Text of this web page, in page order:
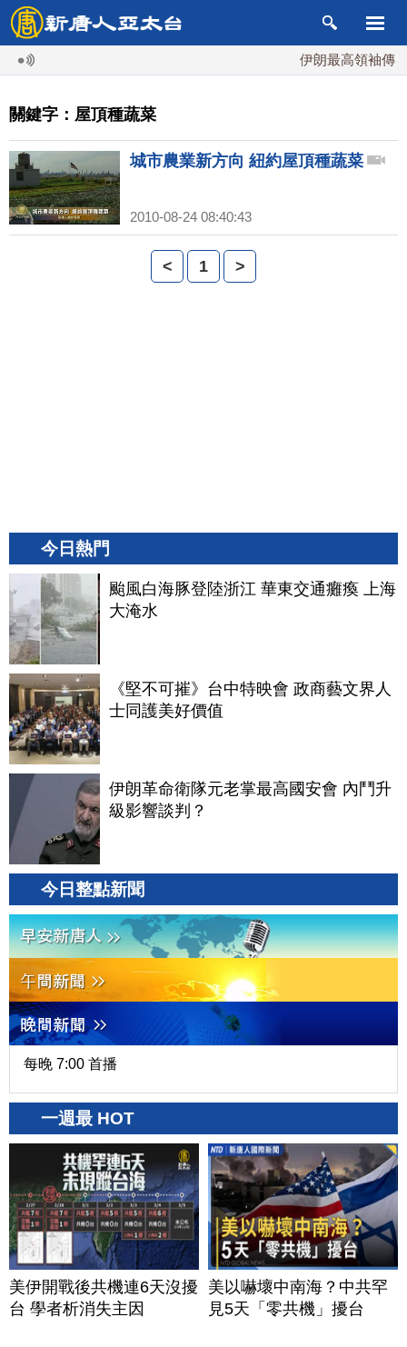
伊朗最高領袖傳「
關鍵字：屋頂種蔬菜
城市農業新方向 紐約屋頂種蔬菜
2010-08-24 08:40:43
< 1 >
今日熱門
颱風白海豚登陸浙江 華東交通癱瘓 上海
大淹水
《堅不可摧》台中特映會 政商藝文界人
士同護美好價值
伊朗革命衛隊元老掌最高國安會 內鬥升
級影響談判？
今日整點新聞
每晚 7:00 首播
一週最 HOT
美伊開戰後共機連6天沒擾
台 學者析消失主因
美以嚇壞中南海？中共罕
見5天「零共機」擾台